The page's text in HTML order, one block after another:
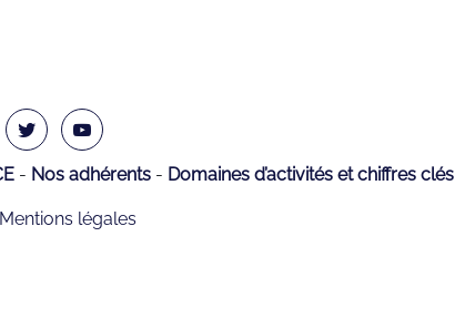
Nos adhérents Domaines d’activités et chiffres clés
Mentions légales